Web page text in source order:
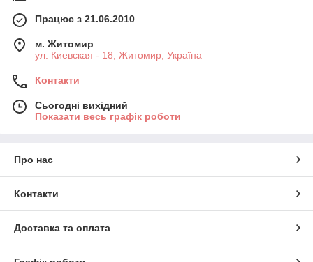
Працює з 21.06.2010
м. Житомир
ул. Киевская - 18, Житомир, Україна
Контакти
Сьогодні вихідний
Показати весь графік роботи
Про нас
Контакти
Доставка та оплата